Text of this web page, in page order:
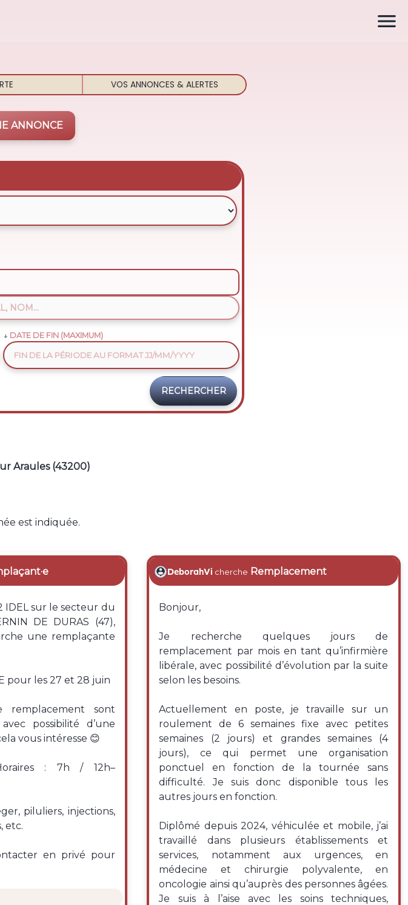
VOS ANNONCES & ALERTES
ANNONCE
DATE DE FIN (MAXIMUM)
Araules (43200)
est indiquée.
IDEL sur le secteur du
DE DURAS (47),
une remplaçante
pour les 27 et 28 juin
remplacement sont
possibilité d’une
vous intéresse 😊
: 7h / 12h–
piluliers, injections,
etc.
en privé pour
DeborahVi cherche Remplacement
Bonjour,
Je recherche quelques jours de
remplacement par mois en tant qu’infirmière
libérale, avec possibilité d’évolution par la suite
selon les besoins.
Actuellement en poste, je travaille sur un
roulement de 6 semaines fixe avec petites
semaines (2 jours) et grandes semaines (4
jours), ce qui permet une organisation
ponctuel en fonction de la tournée sans
difficulté. Je suis donc disponible tous les
autres jours en fonction.
Diplômé depuis 2024, véhiculée et mobile, j’ai
travaillé dans plusieurs établissements et
services, notamment aux urgences, en
médecine et chirurgie polyvalente, en
oncologie ainsi qu’auprès des personnes âgées.
Je suis à l’aise avec les soins techniques,
